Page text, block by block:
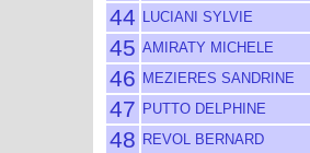
44 LUCIANI SYLVIE
45 AMIRATY MICHELE
46 MEZIERES SANDRINE
47 PUTTO DELPHINE
48 REVOL BERNARD